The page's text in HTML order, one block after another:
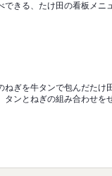
きる、たけ田の看板メニ
ぎを牛タンで包んだたけ
ンとねぎの組み合わせを